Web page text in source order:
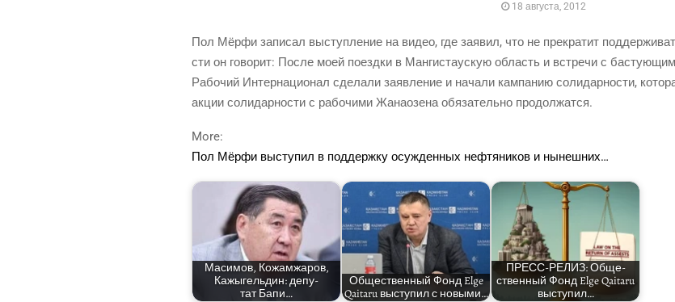
18 августа, 2012
Пол Мёр­фи запи­сал выступ­ле­ние на видео, где заявил, что не пре­кра­тит
сти он гово­рит: После моей поезд­ки в Ман­ги­ста­ускую область и встре­чи с
Рабо­чий Интер­на­ци­о­нал сде­ла­ли заяв­ле­ние и нача­ли кам­па­нию соли­дар­но­сти,
акции соли­дар­но­сти с рабо­чи­ми Жана­о­зе­на обя­за­тель­но продолжатся.
More:
Пол Мёр­фи высту­пил в под­держ­ку осуж­ден­ных неф­тя­ни­ков и нынешних…
Маси­мов, Кожам­жа­ров,
Кажы­гель­дин: депу­
тат Бапи…
Обще­ствен­ный Фонд Elge
Qaitaru высту­пил с новыми…
ПРЕСС-РЕЛИЗ: Обще­
ствен­ный Фонд Elge Qaitaru
выступил…